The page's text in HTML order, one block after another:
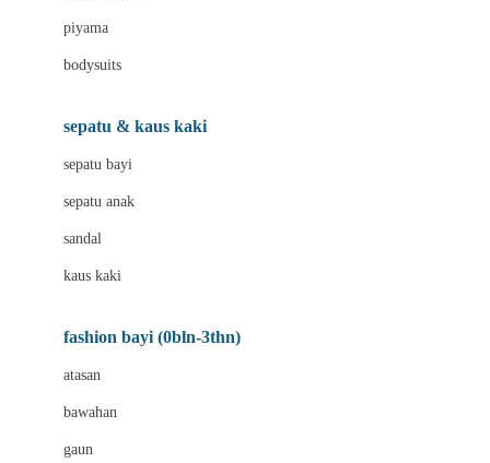
Beauty Barn
Bio Oil
Biolane
Bizzi Growin
Blooming Marvellous
Bravado
piyama
bodysuits
sepatu & kaus kaki
sepatu bayi
sepatu anak
sandal
kaus kaki
fashion bayi (0bln-3thn)
atasan
bawahan
gaun